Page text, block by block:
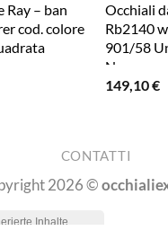
Ray – ban
cod. colore
Occhiali
Rb2140
901/58
Nero
149,10€
CONTATTI
2026 ©